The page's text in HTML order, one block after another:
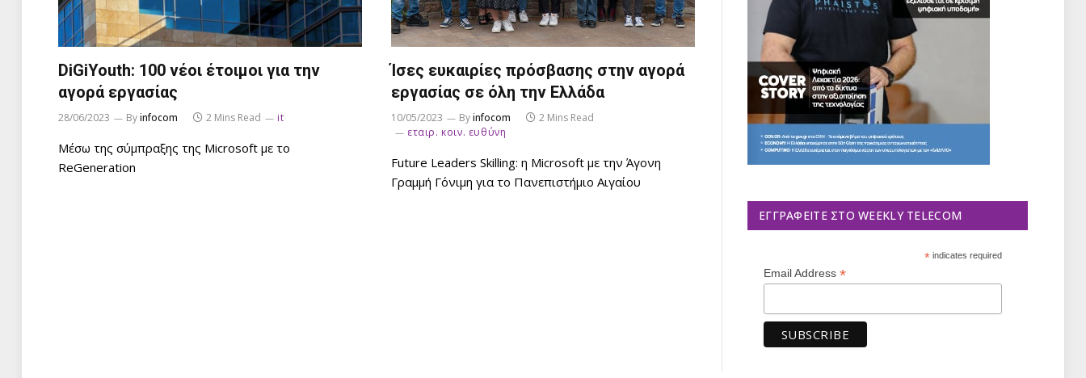
DiGiYouth: 100 νέοι έτοιμοι για την
αγορά εργασίας
28/06/2023 Byinfocom 2 Mins Read it
Μέσω της σύμπραξης της Microsoft με το
ReGeneration
Ίσες ευκαιρίες πρόσβασης στην αγορά
εργασίας σε όλη την Ελλάδα
10/05/2023 Byinfocom
2 Mins Read
εταιρ. κοιν. ευθύνη
Future Leaders Skilling: η Microsoft με την Άγονη
Γραμμή Γόνιμη για το Πανεπιστήμιο Αιγαίου
ΕΓΓΡΑΦΕΊΤΕ ΣΤΟ WEEKLY TELECOM
*indicates required
Email Address *